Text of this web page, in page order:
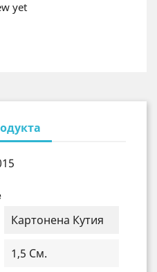
yet
Картонена Кутия
1,5 См.